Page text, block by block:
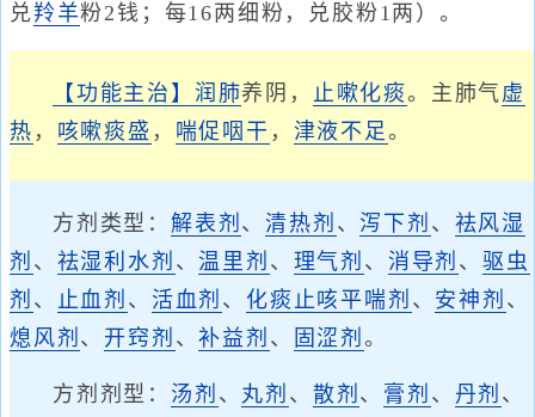
兑羚羊粉2钱；每16两细粉，兑胶粉1两）。
【功能主治】 润肺养阴， 止嗽化痰。主肺气虚
热 ， 咳嗽痰盛 ， 喘促 咽干 ， 津液不足 。
方剂类型： 解表剂 、清热剂 、 泻下剂 、 祛风湿
剂 、 祛湿利水剂 、温里剂 、 理气剂 、 消导剂 、驱虫
剂 、 止血剂 、 活血剂 、 化痰止咳平喘剂 、 安神剂 、
熄风剂 、 开窍剂 、补益剂 、 固涩剂。
方剂剂型： 汤剂 、 丸剂 、 散剂 、 膏剂 、 丹剂 、